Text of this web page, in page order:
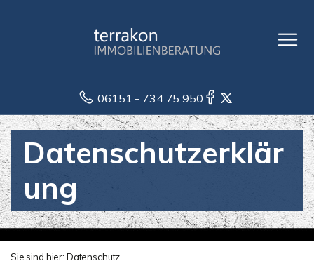
06151 - 734 75 950
Datenschutzerklär
ung
Sie sind hier: Datenschutz